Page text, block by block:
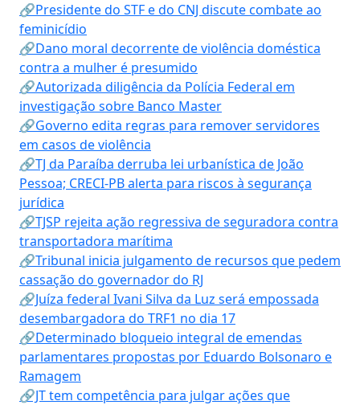
🔗Presidente do STF e do CNJ discute combate ao
feminicídio
🔗Dano moral decorrente de violência doméstica
contra a mulher é presumido
🔗Autorizada diligência da Polícia Federal em
investigação sobre Banco Master
🔗Governo edita regras para remover servidores
em casos de violência
🔗TJ da Paraíba derruba lei urbanística de João
Pessoa; CRECI-PB alerta para riscos à segurança
jurídica
🔗TJSP rejeita ação regressiva de seguradora contra
transportadora marítima
🔗Tribunal inicia julgamento de recursos que pedem
cassação do governador do RJ
🔗Juíza federal Ivani Silva da Luz será empossada
desembargadora do TRF1 no dia 17
🔗Determinado bloqueio integral de emendas
parlamentares propostas por Eduardo Bolsonaro e
Ramagem
🔗JT tem competência para julgar ações que